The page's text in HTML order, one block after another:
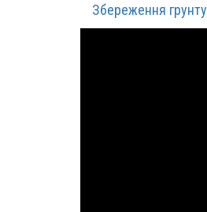
Збереження грунту